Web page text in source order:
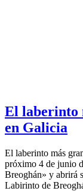
El laberinto
en Galicia
El laberinto más
próximo 4 de junio
Breoghán» y abrirá
Labirinto de